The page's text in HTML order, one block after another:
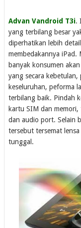
Advan Vandroid T3i.
yang terbilang besar
diperhatikan lebih
membedakannya
banyak konsumen
yang secara kebetulan,
keseluruhan, peforma
terbilang baik. Pindah
kartu SIM dan
dan audio port. Selain
tersebut tersemat
tunggal.